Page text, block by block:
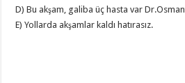
D) Bu akşam, galiba üç hasta var
E) Yollarda akşamlar kaldı hatırasız.